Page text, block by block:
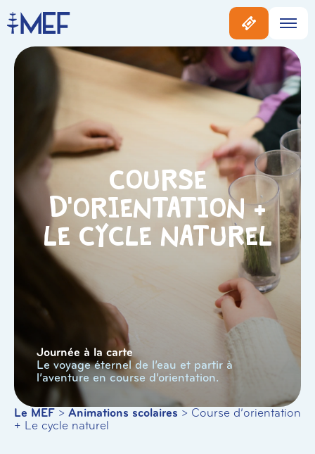
Course
d’orientation +
Le cycle naturel
Journée à la carte
Le voyage éternel de l’eau et partir à
l’aventure en course d’orientation.
Le MEF > Animations scolaires > Course d’orientation
+ Le cycle naturel